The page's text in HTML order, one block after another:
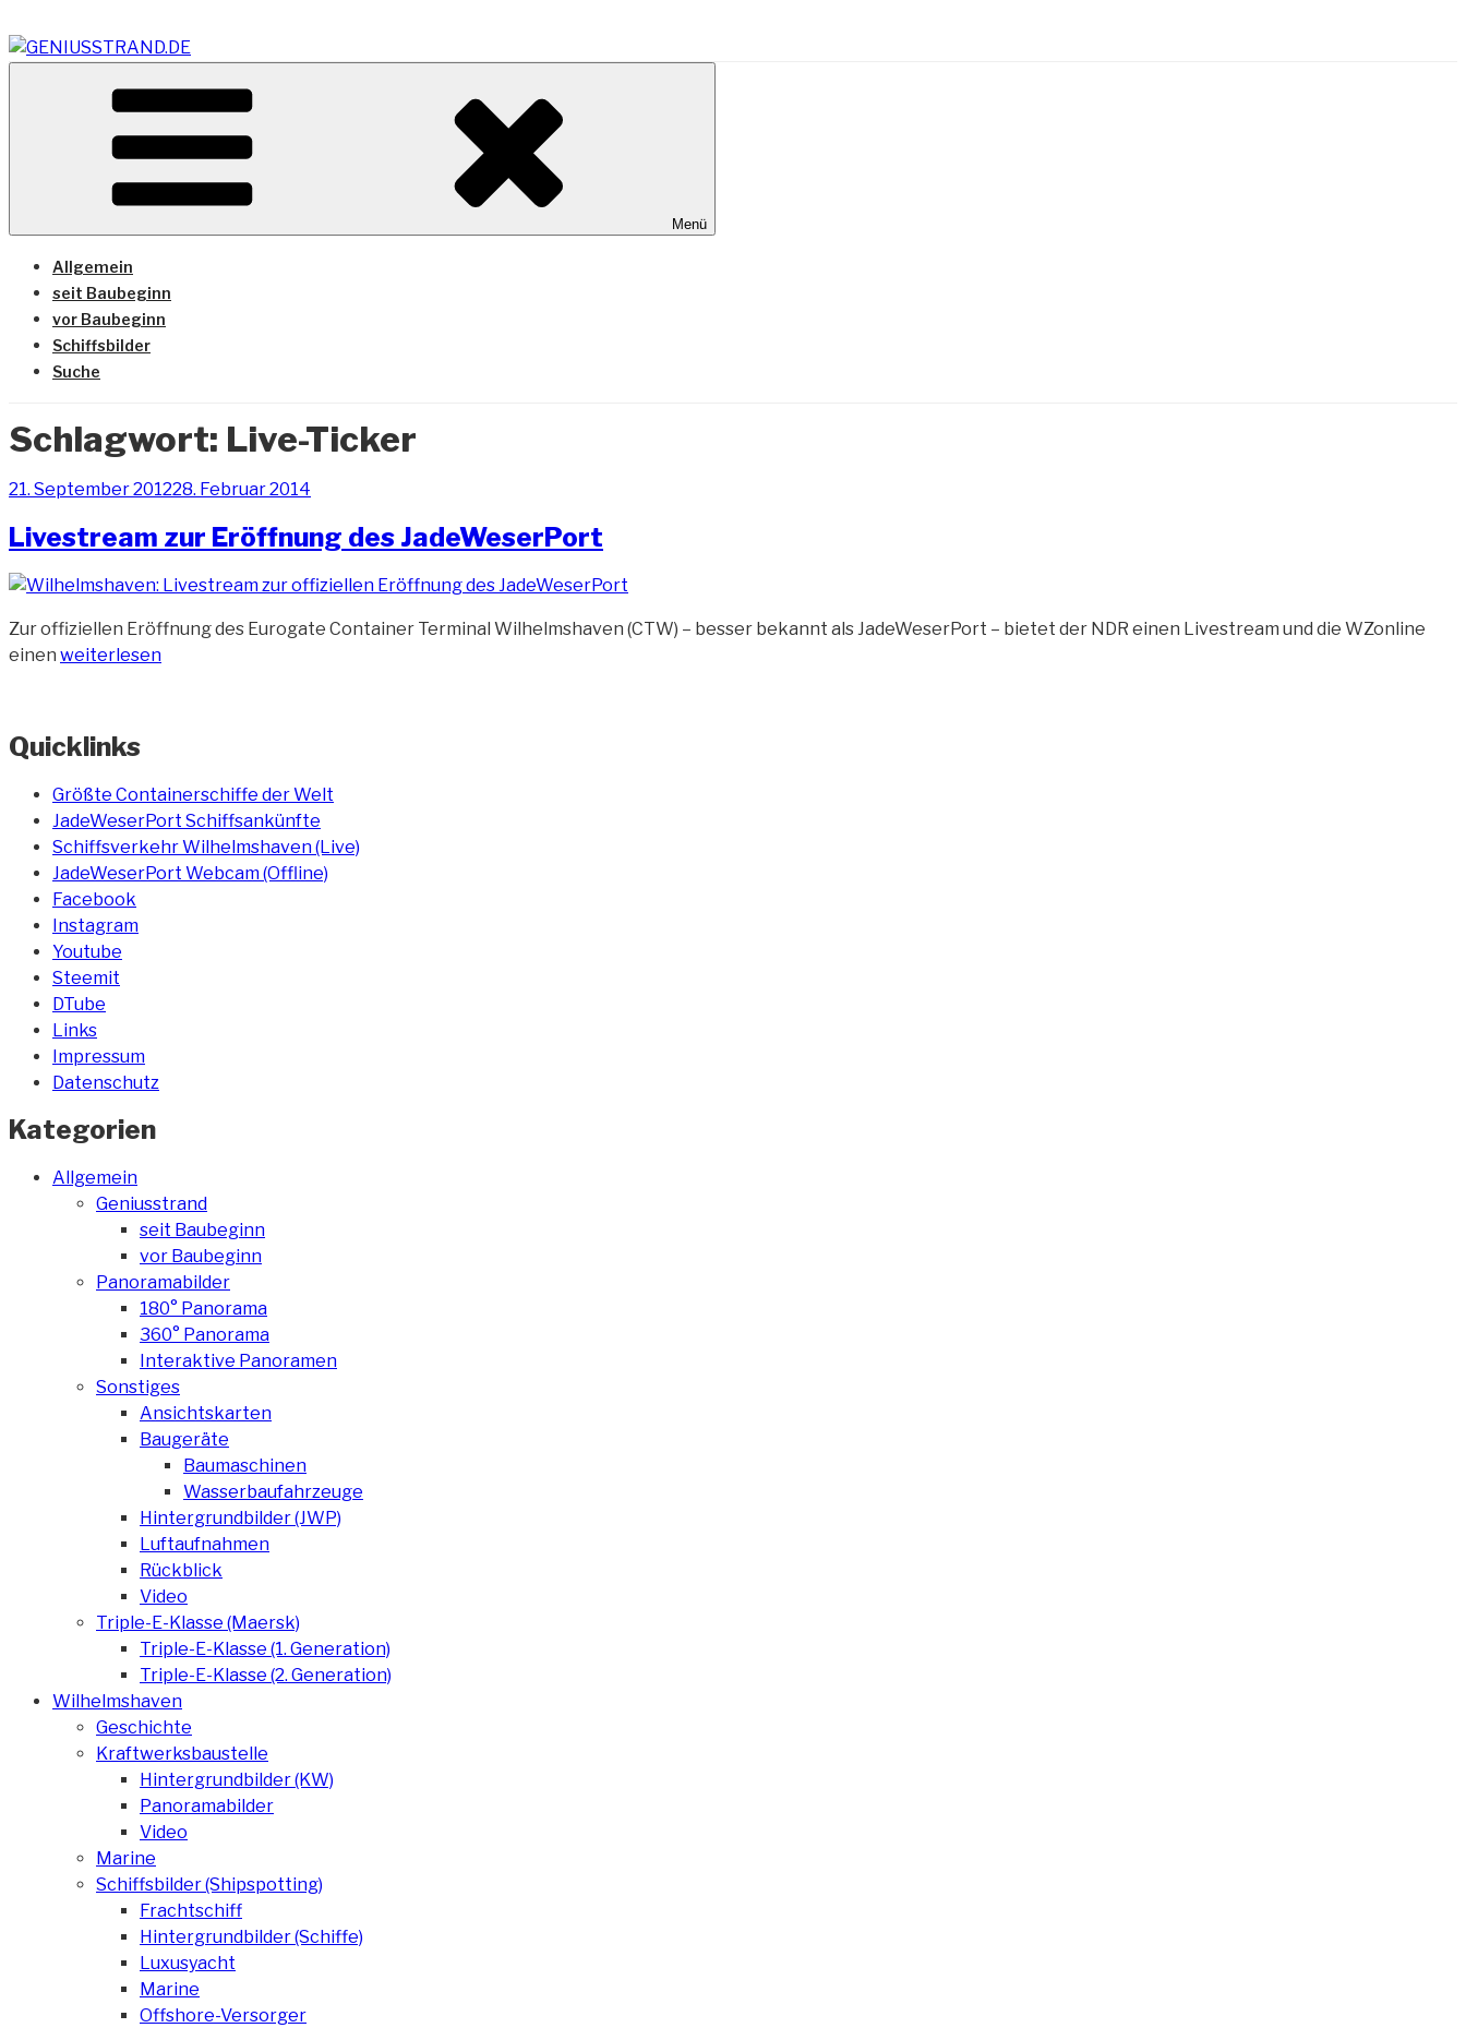
Inhalt
springen
GENIUSSTRAND.DE
Vom Geniusstrand zum JadeWeserPort/Container Terminal Wilhelmshaven
Menü
Allgemein
seit Baubeginn
vor Baubeginn
Schiffsbilder
Suche
Schlagwort: Live-Ticker
Veröffentlicht
21. September 201228. Februar 2014
Livestream zur Eröffnung des JadeWeserPort
Zur offiziellen Eröffnung des Eurogate Container Terminal Wilhelmshaven (CTW) – besser bekannt als JadeWeserPort – bietet der NDR einen Livestream und die WZonline
einen „Livestream
des
JadeWeserPort“
weiterlesen
Quicklinks
Größte Containerschiffe der Welt
JadeWeserPort Schiffsankünfte
Schiffsverkehr Wilhelmshaven (Live)
JadeWeserPort Webcam (Offline)
Facebook
Instagram
Youtube
Steemit
DTube
Links
Impressum
Datenschutz
Kategorien
Allgemein
Geniusstrand
seit Baubeginn
vor Baubeginn
Panoramabilder
180° Panorama
360° Panorama
Interaktive Panoramen
Sonstiges
Ansichtskarten
Baugeräte
Baumaschinen
Wasserbaufahrzeuge
Hintergrundbilder (JWP)
Luftaufnahmen
Rückblick
Video
Triple-E-Klasse (Maersk)
Triple-E-Klasse (1. Generation)
Triple-E-Klasse (2. Generation)
Wilhelmshaven
Geschichte
Kraftwerksbaustelle
Hintergrundbilder (KW)
Panoramabilder
Video
Marine
Schiffsbilder (Shipspotting)
Frachtschiff
Hintergrundbilder (Schiffe)
Luxusyacht
Marine
Offshore-Versorger